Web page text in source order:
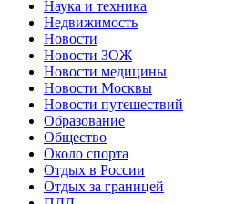
Наука и техника
Недвижимость
Новости
Новости ЗОЖ
Новости медицины
Новости Москвы
Новости путешествий
Образование
Общество
Около спорта
Отдых в России
Отдых за границей